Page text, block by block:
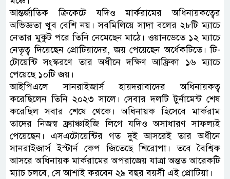
আন্তর্জাতিক ক্রিকেটে যদিও মার্করামের অধিনায়কত্বের
অভিজ্ঞতা খুব বেশি নয়। সবমিলিয়ে সাদা বলের ২৮টি ম্যাচে
নেতার মুকুট পরে তিনি নেমেছেন মাঠে। ওয়ানডেতে ১২ ম্যাচে
নেতৃত্ব দিয়েছেন প্রোটিয়াদের, জয় পেয়েছেন অর্ধেকটিতে। টি-
টোয়েন্টি সংস্করণে তার অধীনে দক্ষিণ আফ্রিকা ১৬ ম্যাচে
পেয়েছে ১০টি জয়।
আইপিএলে সানরাইজার্স হায়দরাবাদের অধিনায়কত্ব
করেছিলেন তিনি ২০২৩ সালে। সেবার দলটি টুর্নামেন্ট শেষ
করেছিল সবার শেষে থেকে। অধিনায়ক হিসেবে মার্করাম
তাদের নিজস্ব ফ্র্যাঞ্চাইজি লিগে যদিও অসাধারণ সাফল্যই
পেয়েছেন। এসএটোয়েন্টির গত দুই আসরেই তার অধীনে
সানরাইজার্স ইস্টার্ন কেপ জিতেছে শিরোপা। তবে বৈশ্বিক
আসরে অধিনায়ক মার্করামের অপরাজেয় যাত্রা অন্তত আরেকটি
ম্যাচ চলবে, সে আশাই করবেন ২৯ বছর বয়সী এই প্রোটিয়া।